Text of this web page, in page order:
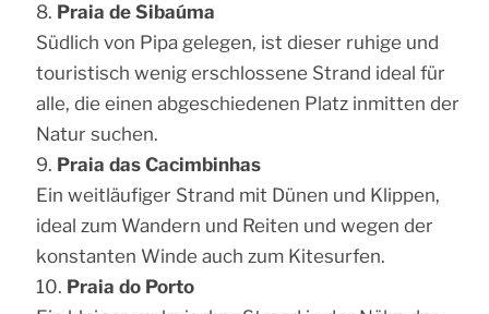
Praia de Sibaúma
Südlich von Pipa gelegen, ist dieser ruhige und
touristisch wenig erschlossene Strand ideal für
alle, die einen abgeschiedenen Platz inmitten der
Natur suchen.
Praia das Cacimbinhas
Ein weitläufiger Strand mit Dünen und Klippen,
ideal zum Wandern und Reiten und wegen der
konstanten Winde auch zum Kitesurfen.
Praia do Porto